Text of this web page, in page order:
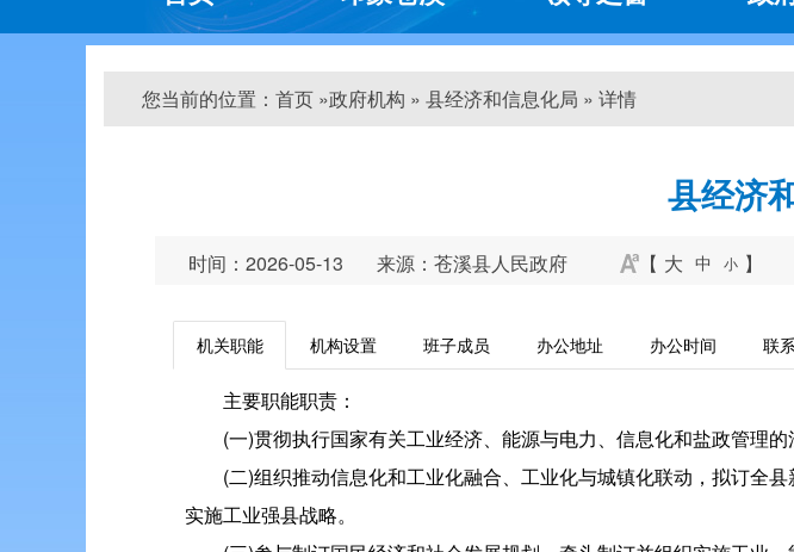
您当前的位置： 首页 »政府机构 » 县经济和信息化局 » 详情
县经济
时间：2026-05-13 来源：苍溪县人民政府 【 大 中 小 】
机关职能 机构设置 班子成员 办公地址 办公时间 联
主要职能职责：
(一)贯彻执行国家有关工业经济、能源与电力、信息化和盐政管理的
(二)组织推动信息化和工业化融合、工业化与城镇化联动，拟订全
实施工业强县战略。